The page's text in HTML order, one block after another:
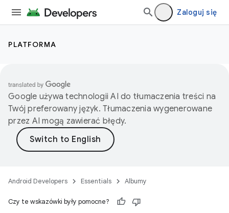
Zaloguj się
PLATFORMA
Google używa technologii AI do tłumaczenia treści na
Twój preferowany język. Tłumaczenia wygenerowane
przez AI mogą zawierać błędy.
Android Developers Essentials Albumy
Czy te wskazówki były pomocne?